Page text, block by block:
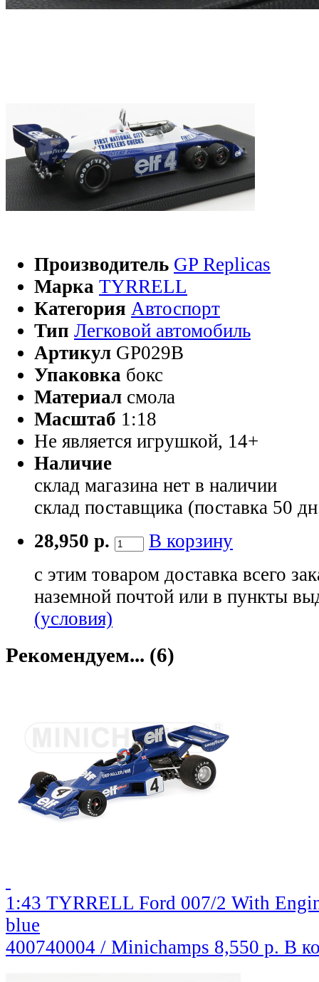
Производитель GP Replicas
Марка TYRRELL
Категория Автоспорт
Тип Легковой автомобиль
Артикул GP029B
Упаковка бокс
Материал смола
Масштаб 1:18
Не является игрушкой, 14+
Наличие
склад магазина нет в наличии
склад поставщика (поставка 50
28,950 р.
В корзину
с этим товаром доставка всего
наземной почтой или в пункты
(условия)
Рекомендуем... (6)
1:43 TYRRELL Ford 007/2 With
blue
400740004 / Minichamps 8,550 р. В